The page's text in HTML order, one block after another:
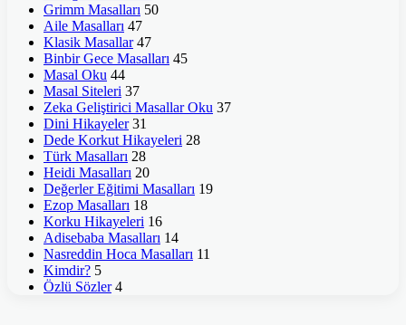
Grimm Masalları 50
Aile Masalları 47
Klasik Masallar 47
Binbir Gece Masalları 45
Masal Oku 44
Masal Siteleri 37
Zeka Geliştirici Masallar Oku 37
Dini Hikayeler 31
Dede Korkut Hikayeleri 28
Türk Masalları 28
Heidi Masalları 20
Değerler Eğitimi Masalları 19
Ezop Masalları 18
Korku Hikayeleri 16
Adisebaba Masalları 14
Nasreddin Hoca Masalları 11
Kimdir? 5
Özlü Sözler 4